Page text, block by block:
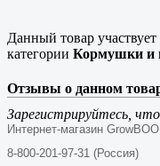
Данный товар
категории Кормушки и
Отзывы о данном
Зарегистрируйтесь,
Интернет-магазин
8-800-201-97-31 (Россия)